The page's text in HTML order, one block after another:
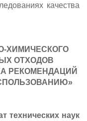
качества
ХИМИЧЕСКОГО
ОТХОДОВ
РЕКОМЕНДАЦИЙ
технических наук